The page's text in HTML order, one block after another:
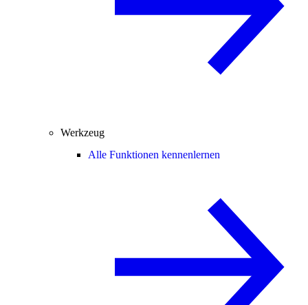
Werkzeug
Alle Funktionen kennenlernen